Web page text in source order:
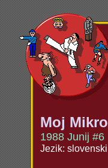
Moj Mikro
1988 Junij #6
Jezik: slovenski